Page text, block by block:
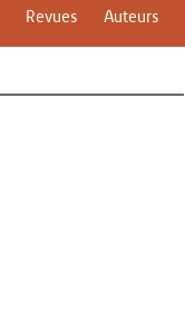
Revues Auteurs